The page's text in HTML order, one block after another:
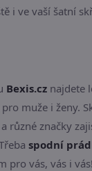
i ve vaší šatní
Bexis.cz najdete
muže i ženy.
různé značky
spodní
pro vás, vás i